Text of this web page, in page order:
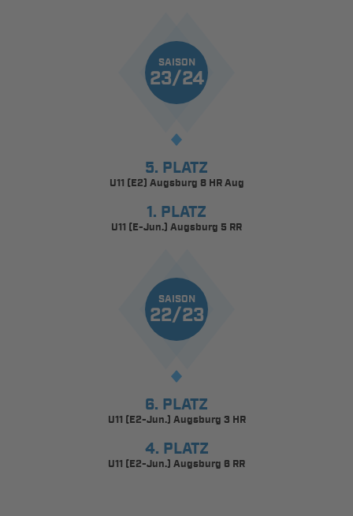
SAISON
23/24
5. PLATZ
U11 (E2) Augsburg 8 HR Aug
1. PLATZ
U11 (E-Jun.) Augsburg 5 RR
SAISON
22/23
6. PLATZ
U11 (E2-Jun.) Augsburg 3 HR
4. PLATZ
U11 (E2-Jun.) Augsburg 6 RR